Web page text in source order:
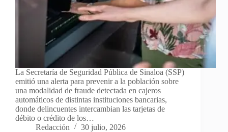
La Secretaría de Seguridad Pública de Sinaloa (SSP)
emitió una alerta para prevenir a la población sobre
una modalidad de fraude detectada en cajeros
automáticos de distintas instituciones bancarias,
donde delincuentes intercambian las tarjetas de
débito o crédito de los…
Redacción
30 julio, 2026